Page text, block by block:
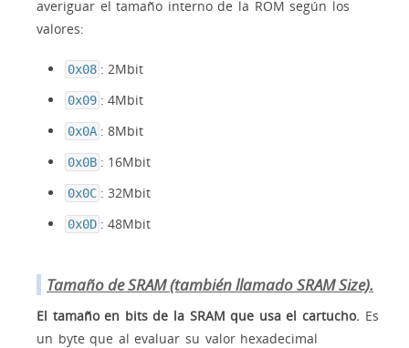
averiguar el tamaño interno de la ROM según los
valores:
0x08 : 2Mbit
0x09 : 4Mbit
0x0A : 8Mbit
0x0B : 16Mbit
0x0C : 32Mbit
0x0D : 48Mbit
Tamaño de SRAM (también llamado SRAM Size).
El tamaño en bits de la SRAM que usa el cartucho. Es
un byte que al evaluar su valor hexadecimal